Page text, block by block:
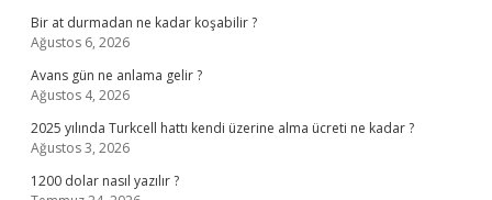
Bir at durmadan ne kadar koşabilir ?
Ağustos 6, 2026
Avans gün ne anlama gelir ?
Ağustos 4, 2026
2025 yılında Turkcell hattı kendi üzerine alma ücreti ne kadar ?
Ağustos 3, 2026
1200 dolar nasıl yazılır ?